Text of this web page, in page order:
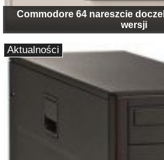
Commodore 64 nareszcie
wersji
Aktualności